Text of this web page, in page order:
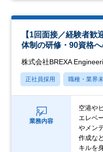
【1回面接／経験者歓
体制の研修・90資格
株式会社BREXA
正社員採用 職種・業界
業務内容
空港や
エレベ
やメン
作成な
キルを